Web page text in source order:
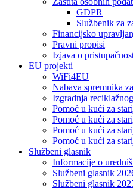
GDPR
Službenik za
Financijsko
Pravni propisi
Izjava o
EU projekti
WiFi4EU
Nabava spremnika
Izgradnja
Pomoć u kući za
Pomoć u kući za
Pomoć u kući za
Pomoć u kući za
Službeni glasnik
Informacije o
Službeni glasnik
Službeni glasnik